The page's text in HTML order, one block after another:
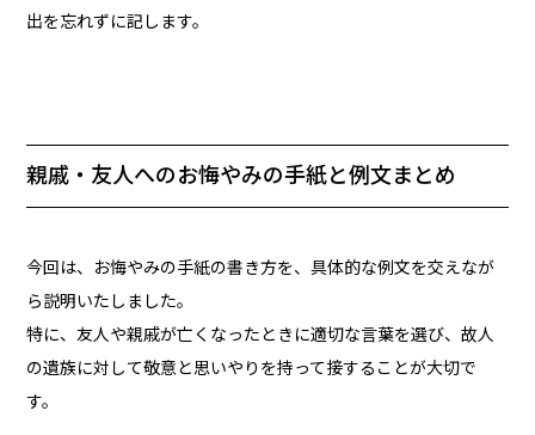
出を忘れずに記します。
親戚・友人へのお悔やみの手紙と例文まとめ
今回は、お悔やみの手紙の書き方を、具体的な例文を交えなが
ら説明いたしました。
特に、友人や親戚が亡くなったときに適切な言葉を選び、故人
の遺族に対して敬意と思いやりを持って接することが大切で
す。